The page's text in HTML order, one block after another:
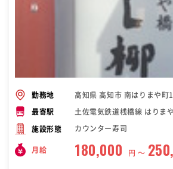
勤務地 高知県 高知市 南はりまや町
最寄駅 土佐電気鉄道桟橋線 はりま
施設形態 カウンター寿司
月給 180,000 円 〜